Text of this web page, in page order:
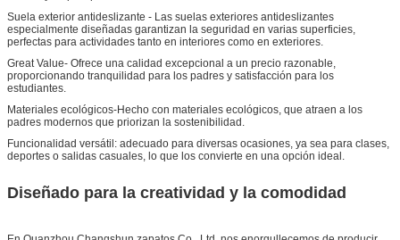
Suela exterior antideslizante - Las suelas exteriores antideslizantes
especialmente diseñadas garantizan la seguridad en varias superficies,
perfectas para actividades tanto en interiores como en exteriores.
Great Value- Ofrece una calidad excepcional a un precio razonable,
proporcionando tranquilidad para los padres y satisfacción para los
estudiantes.
Materiales ecológicos-Hecho con materiales ecológicos, que atraen a los
padres modernos que priorizan la sostenibilidad.
Funcionalidad versátil: adecuado para diversas ocasiones, ya sea para clases,
deportes o salidas casuales, lo que los convierte en una opción ideal.
Diseñado para la creatividad y la comodidad